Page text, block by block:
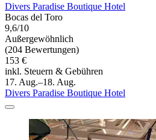
Divers Paradise Boutique Hotel
Bocas del Toro
9,6/10
Außergewöhnlich
(204 Bewertungen)
153 €
inkl. Steuern & Gebühren
17. Aug.–18. Aug.
Divers Paradise Boutique Hotel